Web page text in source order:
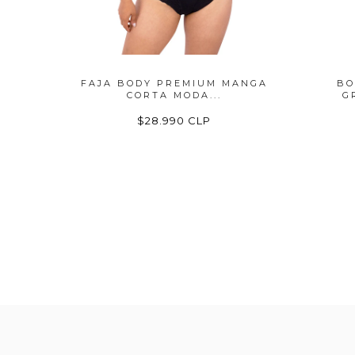
FAJA BODY PREMIUM MANGA
CORTA MODA...
$28.990 CLP